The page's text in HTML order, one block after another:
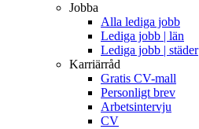
Jobba
Alla lediga jobb
Lediga jobb | län
Lediga jobb | städer
Karriärråd
Gratis CV-mall
Personligt brev
Arbetsintervju
CV